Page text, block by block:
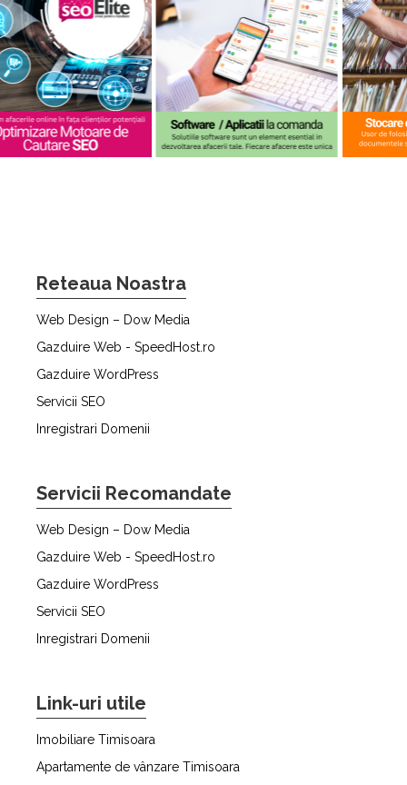
Reteaua Noastra
Web Design – Dow Media
Gazduire Web - SpeedHost.ro
Gazduire WordPress
Servicii SEO
Inregistrari Domenii
Servicii Recomandate
Web Design – Dow Media
Gazduire Web - SpeedHost.ro
Gazduire WordPress
Servicii SEO
Inregistrari Domenii
Link-uri utile
Imobiliare Timisoara
Apartamente de vânzare Timisoara